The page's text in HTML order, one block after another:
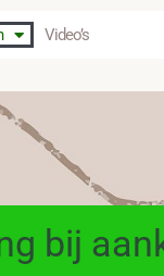
Video’s
bij